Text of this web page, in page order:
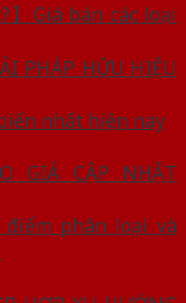
】Giá bán các loại
PHÁP HỮU HIỆU
nhất hiện nay
GIÁ CẬP NHẬT
phân loại và